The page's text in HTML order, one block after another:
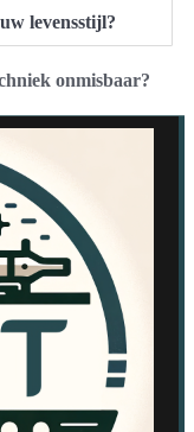
levensstijl?
onmisbaar?